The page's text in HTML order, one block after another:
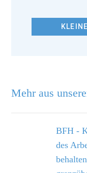
Mehr aus
BFH -
des